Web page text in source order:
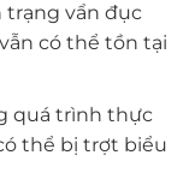
vẩn đục
có thể tồn tại
quá trình thực
thể bị trợt biểu